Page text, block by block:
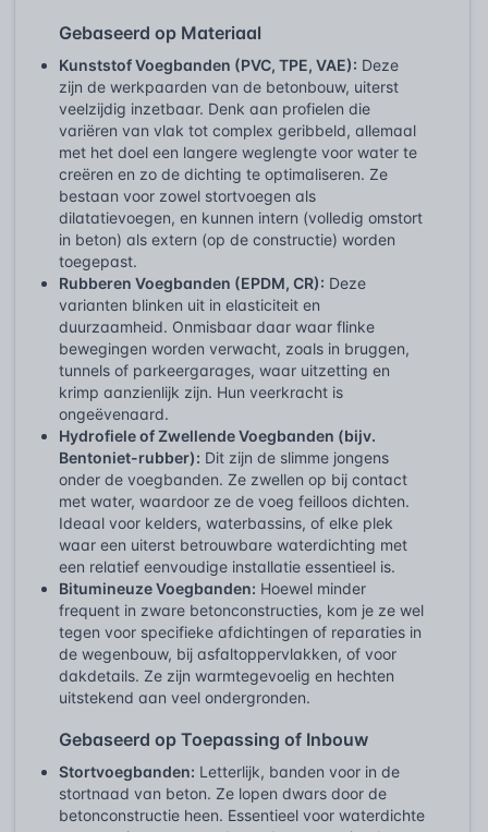
Gebaseerd op Materiaal
Kunststof Voegbanden (PVC, TPE, VAE): Deze
zijn de werkpaarden van de betonbouw, uiterst
veelzijdig inzetbaar. Denk aan profielen die
variëren van vlak tot complex geribbeld, allemaal
met het doel een langere weglengte voor water te
creëren en zo de dichting te optimaliseren. Ze
bestaan voor zowel stortvoegen als
dilatatievoegen, en kunnen intern (volledig omstort
in beton) als extern (op de constructie) worden
toegepast.
Rubberen Voegbanden (EPDM, CR): Deze
varianten blinken uit in elasticiteit en
duurzaamheid. Onmisbaar daar waar flinke
bewegingen worden verwacht, zoals in bruggen,
tunnels of parkeergarages, waar uitzetting en
krimp aanzienlijk zijn. Hun veerkracht is
ongeëvenaard.
Hydrofiele of Zwellende Voegbanden (bijv.
Bentoniet-rubber): Dit zijn de slimme jongens
onder de voegbanden. Ze zwellen op bij contact
met water, waardoor ze de voeg feilloos dichten.
Ideaal voor kelders, waterbassins, of elke plek
waar een uiterst betrouwbare waterdichting met
een relatief eenvoudige installatie essentieel is.
Bitumineuze Voegbanden: Hoewel minder
frequent in zware betonconstructies, kom je ze wel
tegen voor specifieke afdichtingen of reparaties in
de wegenbouw, bij asfaltoppervlakken, of voor
dakdetails. Ze zijn warmtegevoelig en hechten
uitstekend aan veel ondergronden.
Gebaseerd op Toepassing of Inbouw
Stortvoegbanden: Letterlijk, banden voor in de
stortnaad van beton. Ze lopen dwars door de
betonconstructie heen. Essentieel voor waterdichte